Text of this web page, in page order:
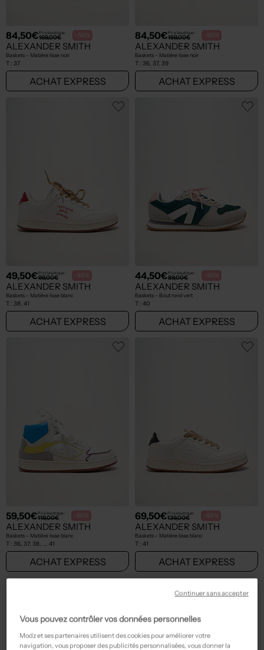
84,50€Prix boutique :
169,00€ -50%
ALEXANDER SMITH
Baskets - Matière lisse noir
T : 37
ACHAT EXPRESS
84,50€Prix boutique :
169,00€ -50%
ALEXANDER SMITH
Baskets - Matière lisse noir
T : 36, 37, 39
ACHAT EXPRESS
49,50€Prix boutique :
99,00€ -50%
ALEXANDER SMITH
Baskets - Matière lisse blanc
T : 38, 41
ACHAT EXPRESS
44,50€Prix boutique :
89,00€ -50%
ALEXANDER SMITH
Baskets - Bout rond vert
T : 40
ACHAT EXPRESS
59,50€Prix boutique :
119,00€ -50%
ALEXANDER SMITH
Baskets - Matière lisse blanc
T : 36, 37, 38, ... 41
ACHAT EXPRESS
69,50€Prix boutique :
139,00€ -50%
ALEXANDER SMITH
Baskets - Matière lisse blanc
T : 41
ACHAT EXPRESS
Vous pouvez contrôler vos données personnelles
Modz et ses partenaires utilisent des cookies pour améliorer votre
navigation, vous proposer des publicités personnalisées, vous donner la
Continuer sans accepter